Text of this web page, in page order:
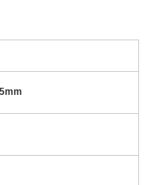
mm